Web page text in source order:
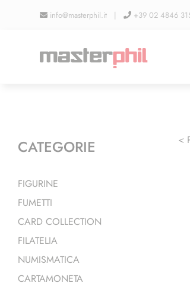
info@masterphil.it | +39 02 4846
<
CATEGORIE
FIGURINE
FUMETTI
CARD COLLECTION
FILATELIA
NUMISMATICA
CARTAMONETA